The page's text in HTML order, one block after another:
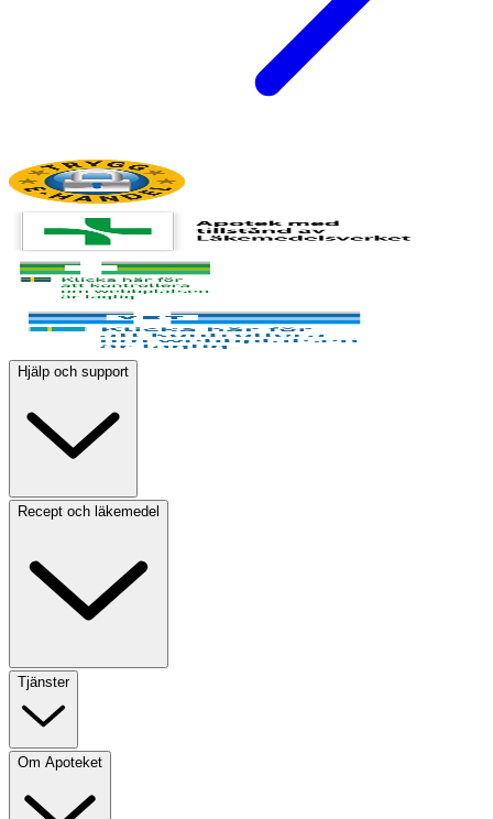
Hjälp och support
Recept och läkemedel
Tjänster
Om Apoteket